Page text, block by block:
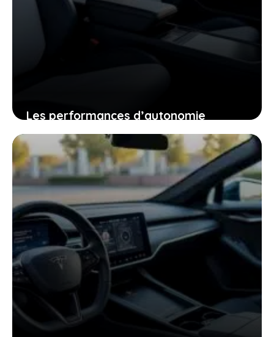
Les performances d’autonomie
autoroutière du tesla model y qui vont
changer votre regard sur la voiture
électrique
25 janvier 2026